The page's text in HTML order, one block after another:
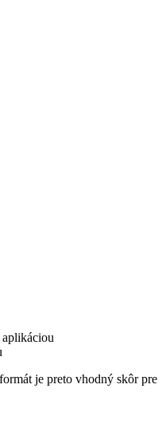
je preto vhodný skôr pre